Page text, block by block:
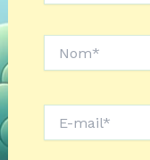
mail*